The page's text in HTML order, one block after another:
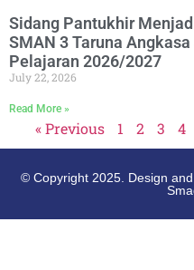
Sidang Pantukhir
SMAN 3 Taruna
Pelajaran 2026/2027
July 22, 2026
Read More »
« Previous 1 2 3 4
© Copyright 2025. Design